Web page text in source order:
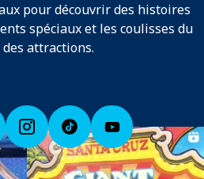
pour découvrir des histoires
spéciaux et les coulisses du
des attractions.